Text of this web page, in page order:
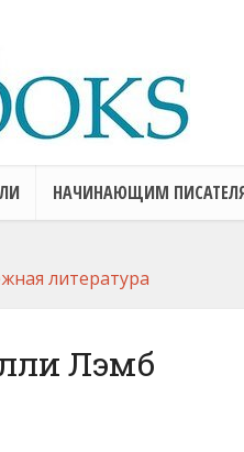
НАЧИНАЮЩИМ
литература
Лэмб